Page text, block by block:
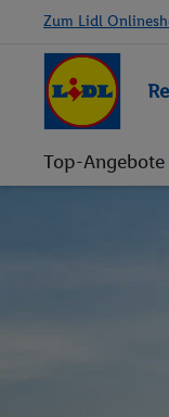
Zum Lidl
Top-Angebote